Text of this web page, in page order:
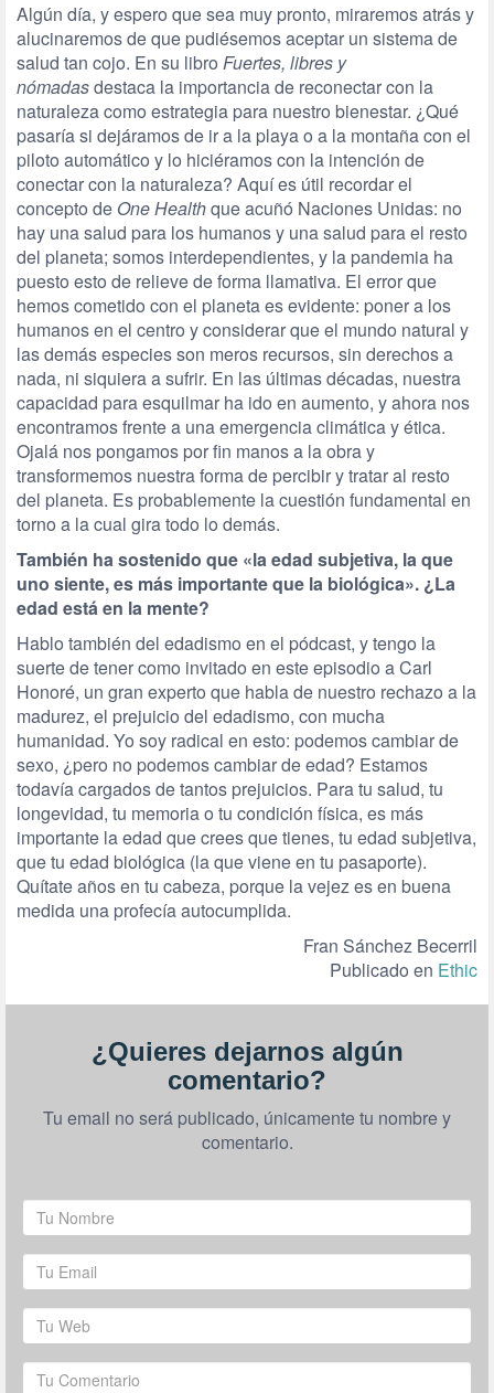
Algún día, y espero que sea muy pronto, miraremos atrás y
alucinaremos de que pudiésemos aceptar un sistema de
salud tan cojo. En su libro Fuertes, libres y
nómadasdestaca la importancia de reconectar con la
naturaleza como estrategia para nuestro bienestar. ¿Qué
pasaría si dejáramos de ir a la playa o a la montaña con el
piloto automático y lo hiciéramos con la intención de
conectar con la naturaleza? Aquí es útil recordar el
concepto de One Healthque acuñó Naciones Unidas: no
hay una salud para los humanos y una salud para el resto
del planeta; somos interdependientes, y la pandemia ha
puesto esto de relieve de forma llamativa. El error que
hemos cometido con el planeta es evidente: poner a los
humanos en el centro y considerar que el mundo natural y
las demás especies son meros recursos, sin derechos a
nada, ni siquiera a sufrir. En las últimas décadas, nuestra
capacidad para esquilmar ha ido en aumento, y ahora nos
encontramos frente a una emergencia climática y ética.
Ojalá nos pongamos por fin manos a la obra y
transformemos nuestra forma de percibir y tratar al resto
del planeta. Es probablemente la cuestión fundamental en
torno a la cual gira todo lo demás.
También ha sostenido que «la edad subjetiva, la que
uno siente, es más importante que la biológica». ¿La
edad está en la mente?
Hablo también del edadismo en el pódcast, y tengo la
suerte de tener como invitado en este episodio a Carl
Honoré, un gran experto que habla de nuestro rechazo a la
madurez, el prejuicio del edadismo, con mucha
humanidad. Yo soy radical en esto: podemos cambiar de
sexo, ¿pero no podemos cambiar de edad? Estamos
todavía cargados de tantos prejuicios. Para tu salud, tu
longevidad, tu memoria o tu condición física, es más
importante la edad que crees que tienes, tu edad subjetiva,
que tu edad biológica (la que viene en tu pasaporte).
Quítate años en tu cabeza, porque la vejez es en buena
medida una profecía autocumplida.
Fran Sánchez Becerril
Publicado en Ethic
¿Quieres dejarnos algún
comentario?
Tu email no será publicado, únicamente tu nombre y
comentario.